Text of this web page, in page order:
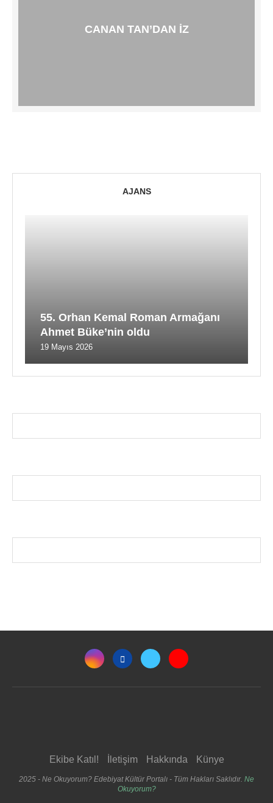
CANAN TAN’DAN İZ
AJANS
55. Orhan Kemal Roman Armağanı
Ahmet Büke’nin oldu
19 Mayıs 2026
Ekibe Katıl! İletişim Hakkında Künye
2025 - Ne Okuyorum? Edebiyat Kültür Portalı - Tüm Hakları Saklıdır. Ne
Okuyorum?